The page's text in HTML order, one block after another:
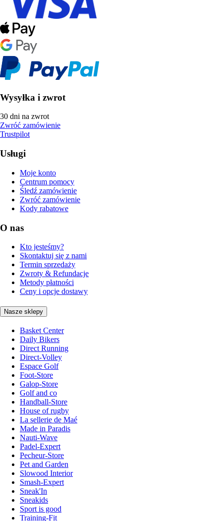
Wysyłka i zwrot
30 dni na zwrot
Zwróć zamówienie
Trustpilot
Usługi
Moje konto
Centrum pomocy
Śledź zamówienie
Zwróć zamówienie
Kody rabatowe
O nas
Kto jesteśmy?
Skontaktuj się z nami
Termin sprzedaży
Zwroty & Refundacje
Metody płatności
Ceny i opcje dostawy
Nasze sklepy
Basket Center
Daily Bikers
Direct Running
Direct-Volley
Espace Golf
Foot-Store
Galop-Store
Golf and co
Handball-Store
House of rugby
La sellerie de Maé
Made in Paradis
Nauti-Wave
Padel-Expert
Pecheur-Store
Pet and Garden
Slowood Interior
Smash-Expert
Sneak'In
Sneakids
Sport is good
Training-Fit